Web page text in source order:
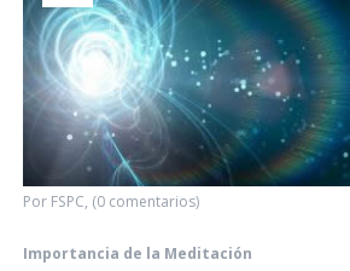
Por FSPC, (0 comentarios)
Importancia de la Meditación